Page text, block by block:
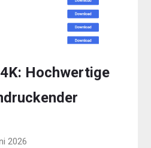
Hochwertige
2026